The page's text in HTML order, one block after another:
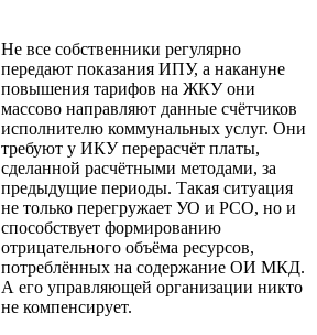
Не все собственники регулярно
передают показания ИПУ, а накануне
повышения тарифов на ЖКУ они
массово направляют данные счётчиков
исполнителю коммунальных услуг. Они
требуют у ИКУ перерасчёт платы,
сделанной расчётными методами, за
предыдущие периоды. Такая ситуация
не только перегружает УО и РСО, но и
способствует формированию
отрицательного объёма ресурсов,
потреблённых на содержание ОИ МКД.
А его управляющей организации никто
не компенсирует.